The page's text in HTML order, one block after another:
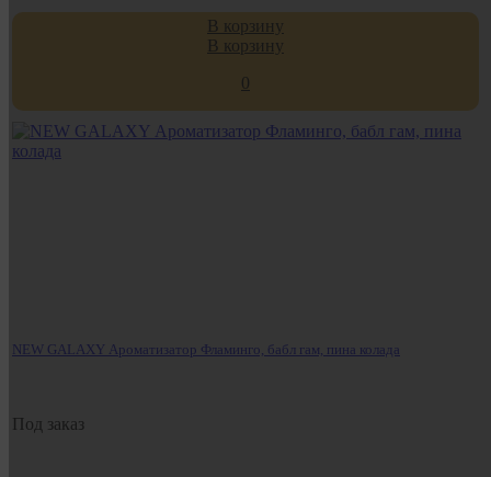
В корзину
В корзину
0
NEW GALAXY Ароматизатор Фламинго, бабл гам, пина колада
Под заказ